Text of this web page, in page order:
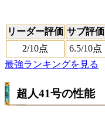
リーダー評価 サブ評価
2/10点 6.5/10点
最強ランキングを見る
超人41号の性能